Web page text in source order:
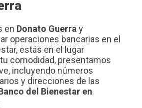
en Donato Guerra y
operaciones bancarias en el
estás en el lugar
comodidad, presentamos
incluyendo números
y direcciones de las
del Bienestar en